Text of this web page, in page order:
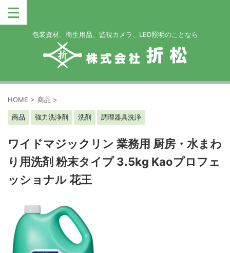
包装資材、衛生用品、監視カメラ、LED照明のことなら
HOME > 商品 >
商品 強力洗浄剤 洗剤 調理器具洗浄
ワイドマジックリン 業務用 厨房・水まわ
り用洗剤 粉末タイプ 3.5kg Kaoプロフェ
ッショナル 花王